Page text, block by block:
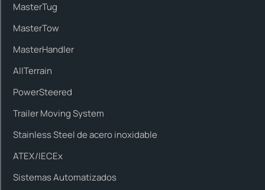
MasterTug
MasterTow
MasterHandler
AllTerrain
PowerSteered
Trailer Moving System
Stainless Steel de acero inoxidable
ATEX/IECEx
Sistemas Automatizados